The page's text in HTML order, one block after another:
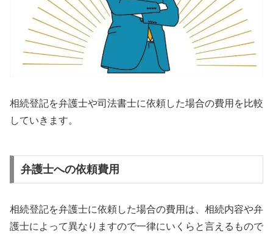
相続登記を弁護士や司法書士に依頼した場合の費用を比較
していきます。
弁護士への依頼費用
相続登記を弁護士に依頼した場合の費用は、相続内容や弁
護士によって異なりますので一律にいくらと言えるもので